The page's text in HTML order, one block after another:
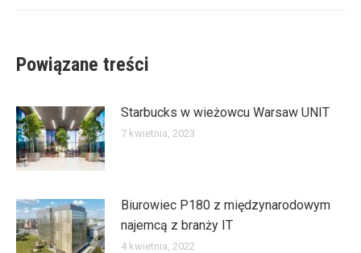
Powiązane treści
Starbucks w wieżowcu Warsaw UNIT
7 kwietnia, 2023
Biurowiec P180 z międzynarodowym
najemcą z branży IT
4 kwietnia, 2022